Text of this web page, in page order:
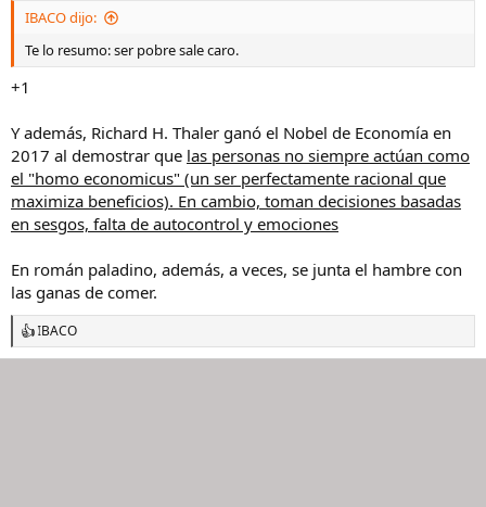
IBACO dijo:
Te lo resumo: ser pobre sale caro.
+1
Y además, Richard H. Thaler ganó el Nobel de Economía en
2017 al demostrar que las personas no siempre actúan como
el "homo economicus" (un ser perfectamente racional que
maximiza beneficios). En cambio, toman decisiones basadas
en sesgos, falta de autocontrol y emociones
En román paladino, además, a veces, se junta el hambre con
las ganas de comer.
R
e
IBACO